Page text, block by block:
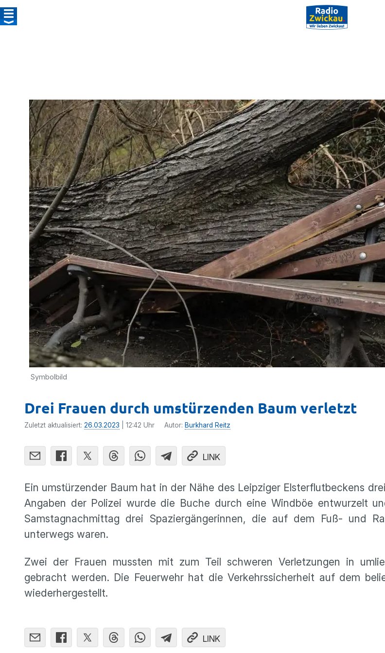
Symbolbild
Drei Frauen durch umstürzenden Baum verletzt
Zuletzt aktualisiert: 26.03.2023 | 12:42 Uhr Autor: Burkhard Reitz
LINK
Ein umstürzender Baum hat in der Nähe des Leipziger Elsterflutbeckens
Angaben der Polizei wurde die Buche durch eine Windböe entwurzelt
Samstagnachmittag drei Spaziergängerinnen, die auf dem Fuß- und
unterwegs waren.
Zwei der Frauen mussten mit zum Teil schweren Verletzungen in
gebracht werden. Die Feuerwehr hat die Verkehrssicherheit auf dem
wiederhergestellt.
LINK